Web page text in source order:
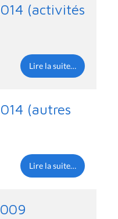
(activités
Lire la suite…
(autres
Lire la suite…